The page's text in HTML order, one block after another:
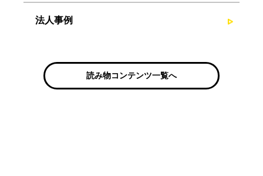
法人事例
読み物コンテンツ一覧へ